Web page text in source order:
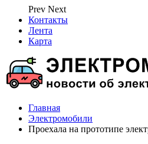
Prev Next
Контакты
Лента
Карта
Главная
Электромобили
Проехала на прототипе